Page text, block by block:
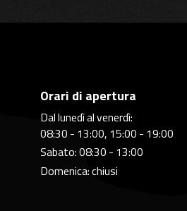
Orari di apertura
Dal lunedì al venerdì:
08:30 - 13:00, 15:00 - 19:00
Sabato: 08:30 - 13:00
Domenica: chiusi